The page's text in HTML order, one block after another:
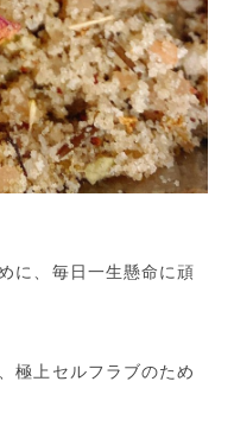
に、毎日一生懸命に頑
極上セルフラブのため